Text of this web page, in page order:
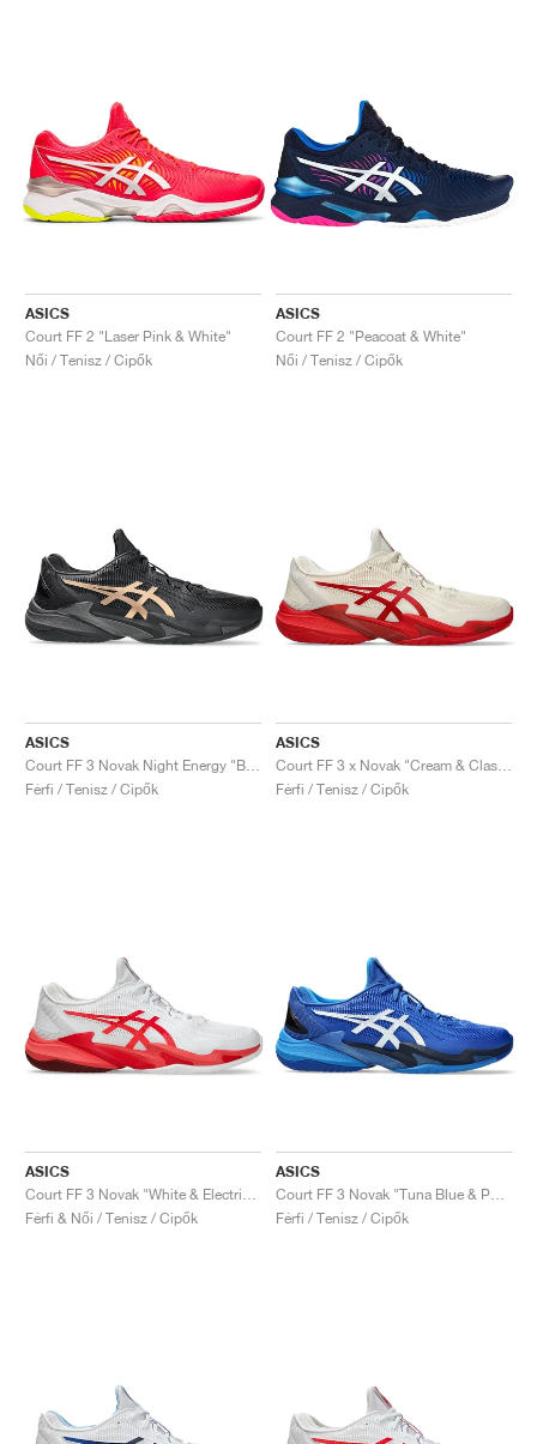
ASICS
Court FF 2 "Laser Pink & White"
Női / Tenisz / Cipők
ASICS
Court FF 2 "Peacoat & White"
Női / Tenisz / Cipők
ASICS
Férfi / Tenisz / Cipők
ASICS
Férfi / Tenisz / Cipők
ASICS
Férfi & Női / Tenisz / Cipők
ASICS
Férfi / Tenisz / Cipők